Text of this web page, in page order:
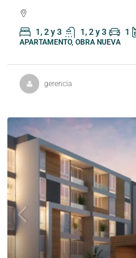
1, 2 y 3 1, 2 y 3 1
APARTAMENTO, OBRA NUEVA
gerencia